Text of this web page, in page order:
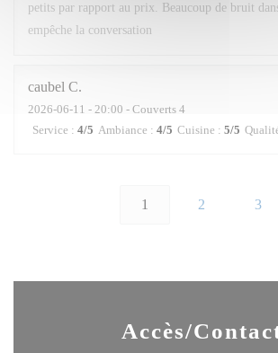
petits par rapport au prix. Beaucoup de bruit
empêche la conversation
caubel C
2026-06-11 - 20:00 - Couverts 4
Service : 4/5 Ambiance : 4/5 Cuisine : 5/5
1 2 3
Accès/